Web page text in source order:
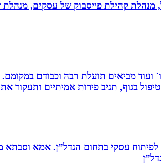
מנהלת קהילת פייסבוק של עסקים, מנהלת
ועוד מביאים תועלת רבה וכבודם
בגוף, תניב פירות אמיתיים ותעקור
עסקי בתחום הנדל”ן. אמא וסבתא